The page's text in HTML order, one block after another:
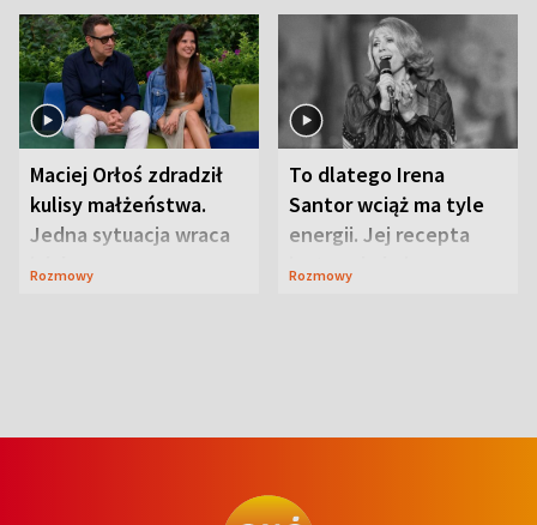
Maciej Orłoś zdradził
kulisy małżeństwa.
Jedna sytuacja wraca
jak bumerang
Rozmowy
To dlatego Irena
Santor wciąż ma tyle
energii. Jej recepta
jest zaskakująco
Rozmowy